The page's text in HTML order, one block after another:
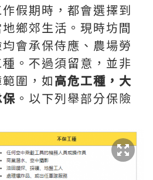
假期時，都會選擇到
鄉郊生活。現時坊間
會承保侍應、農場勞
。不過須留意，並非
圍，如高危工種，大
。以下列舉部分保險